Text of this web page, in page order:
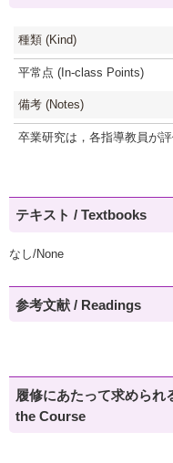
種類 (Kind)
平常点 (In-class Points)
備考 (Notes)
卒業研究は，各指導教員が
テキスト / Textbooks
なし/None
参考文献 / Readings
履修にあたって求めら
the Course